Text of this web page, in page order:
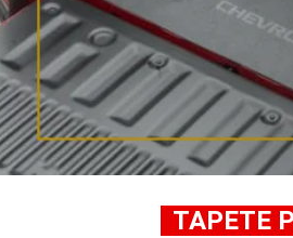
TAPETE